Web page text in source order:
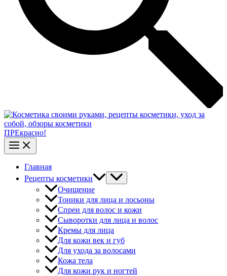
ПРЕкрасно!
Главная
Рецепты косметики
Очищение
Тоники для лица и лосьоны
Спреи для волос и кожи
Сыворотки для лица и волос
Кремы для лица
Для кожи век и губ
Для ухода за волосами
Кожа тела
Для кожи рук и ногтей